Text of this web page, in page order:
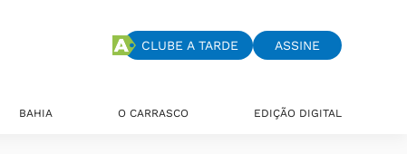
CLUBE A TARDE ASSINE
BAHIA O CARRASCO EDIÇÃO DIGITAL